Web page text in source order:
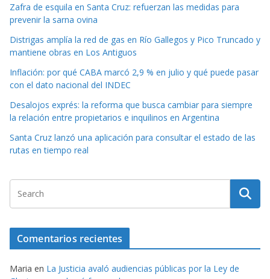
Zafra de esquila en Santa Cruz: refuerzan las medidas para
prevenir la sarna ovina
Distrigas amplía la red de gas en Río Gallegos y Pico Truncado y
mantiene obras en Los Antiguos
Inflación: por qué CABA marcó 2,9 % en julio y qué puede pasar
con el dato nacional del INDEC
Desalojos exprés: la reforma que busca cambiar para siempre
la relación entre propietarios e inquilinos en Argentina
Santa Cruz lanzó una aplicación para consultar el estado de las
rutas en tiempo real
Comentarios recientes
Maria en La Justicia avaló audiencias públicas por la Ley de